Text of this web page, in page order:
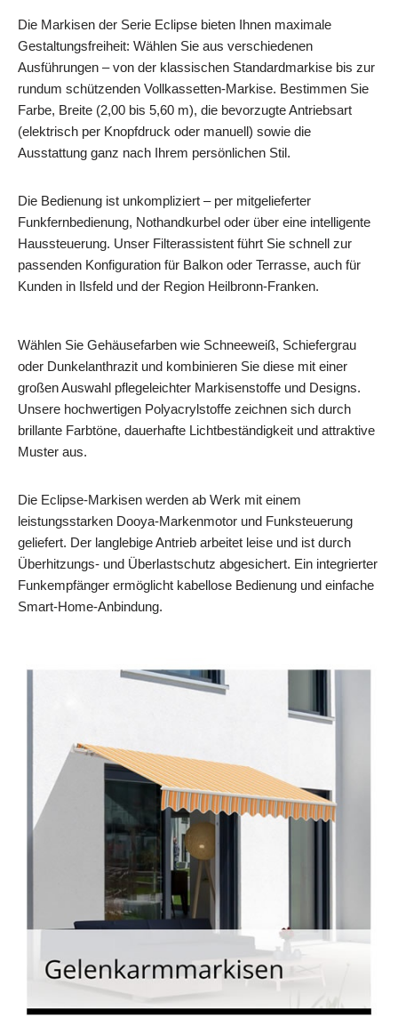
Die Markisen der Serie Eclipse bieten Ihnen maximale
Gestaltungsfreiheit: Wählen Sie aus verschiedenen
Ausführungen – von der klassischen Standardmarkise bis zur
rundum schützenden Vollkassetten-Markise. Bestimmen Sie
Farbe, Breite (2,00 bis 5,60 m), die bevorzugte Antriebsart
(elektrisch per Knopfdruck oder manuell) sowie die
Ausstattung ganz nach Ihrem persönlichen Stil.
Die Bedienung ist unkompliziert – per mitgelieferter
Funkfernbedienung, Nothandkurbel oder über eine intelligente
Haussteuerung. Unser Filterassistent führt Sie schnell zur
passenden Konfiguration für Balkon oder Terrasse, auch für
Kunden in Ilsfeld und der Region Heilbronn-Franken.
Wählen Sie Gehäusefarben wie Schneeweiß, Schiefergrau
oder Dunkelanthrazit und kombinieren Sie diese mit einer
großen Auswahl pflegeleichter Markisenstoffe und Designs.
Unsere hochwertigen Polyacrylstoffe zeichnen sich durch
brillante Farbtöne, dauerhafte Lichtbeständigkeit und attraktive
Muster aus.
Die Eclipse-Markisen werden ab Werk mit einem
leistungsstarken Dooya-Markenmotor und Funksteuerung
geliefert. Der langlebige Antrieb arbeitet leise und ist durch
Überhitzungs- und Überlastschutz abgesichert. Ein integrierter
Funkempfänger ermöglicht kabellose Bedienung und einfache
Smart‑Home-Anbindung.